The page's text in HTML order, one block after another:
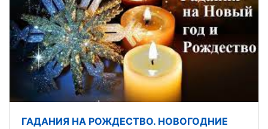
ГАДАНИЯ НА РОЖДЕСТВО. НОВОГОДНИЕ